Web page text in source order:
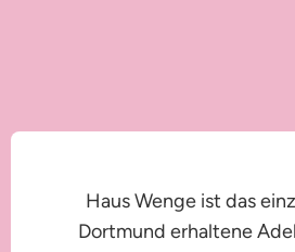
Haus Wenge ist das
Dortmund erhaltene